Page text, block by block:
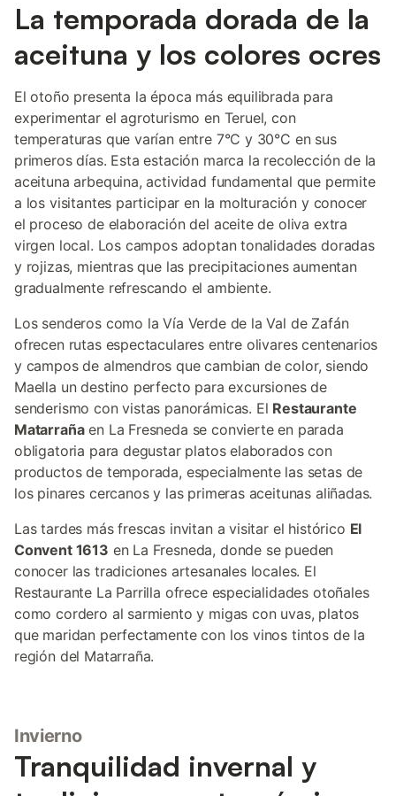
La temporada dorada de la
aceituna y los colores ocres
El otoño presenta la época más equilibrada para
experimentar el agroturismo en Teruel, con
temperaturas que varían entre 7°C y 30°C en sus
primeros días. Esta estación marca la recolección de la
aceituna arbequina, actividad fundamental que permite
a los visitantes participar en la molturación y conocer
el proceso de elaboración del aceite de oliva extra
virgen local. Los campos adoptan tonalidades doradas
y rojizas, mientras que las precipitaciones aumentan
gradualmente refrescando el ambiente.
Los senderos como la Vía Verde de la Val de Zafán
ofrecen rutas espectaculares entre olivares centenarios
y campos de almendros que cambian de color, siendo
Maella un destino perfecto para excursiones de
senderismo con vistas panorámicas. El Restaurante
Matarrañaen La Fresneda se convierte en parada
obligatoria para degustar platos elaborados con
productos de temporada, especialmente las setas de
los pinares cercanos y las primeras aceitunas aliñadas.
Las tardes más frescas invitan a visitar el histórico El
Convent 1613 en La Fresneda, donde se pueden
conocer las tradiciones artesanales locales. El
Restaurante La Parrilla ofrece especialidades otoñales
como cordero al sarmiento y migas con uvas, platos
que maridan perfectamente con los vinos tintos de la
región del Matarraña.
Invierno
Tranquilidad invernal y